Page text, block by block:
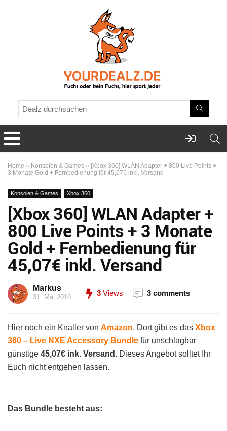
Home » Konsolen & Games » [Xbox 360] WLAN Adapter + 800 Live Points +
3 Monate Gold + Fernbedienung für 45,07€ inkl. Versand
Konsolen & Games Xbox 360
[Xbox 360] WLAN Adapter +
800 Live Points + 3 Monate
Gold + Fernbedienung für
45,07€ inkl. Versand
Markus
31. Mai 2010 3 Views 3 comments
Hier noch ein Knaller von Amazon. Dort gibt es das Xbox
360 – Live NXE Accessory Bundle für unschlagbar
günstige 45,07€ ink. Versand . Dieses Angebot solltet Ihr
Euch nicht entgehen lassen.
Das Bundle besteht aus: